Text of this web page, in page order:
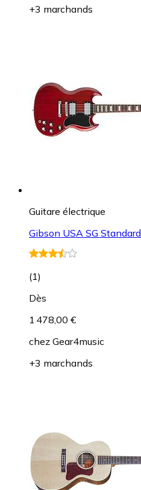
+3 marchands
Guitare électrique
Gibson USA SG Standard
(1)
Dès
1 478,00 €
chez Gear4music
+3 marchands